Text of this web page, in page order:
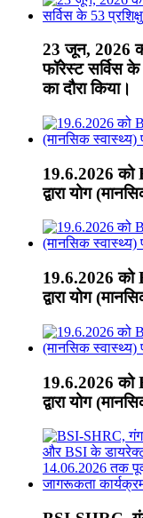
23 जून, 2026
फॉरेस्ट सर्विस
का दौरा किया।
19.6.2026 को
द्वारा योग
19.6.2026 को
द्वारा योग
19.6.2026 को
द्वारा योग